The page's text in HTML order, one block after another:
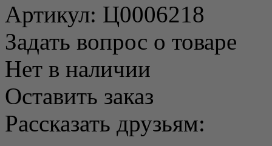
Артикул: Ц0006218
Задать вопрос о товаре
Нет в наличии
Оставить заказ
Рассказать друзьям: